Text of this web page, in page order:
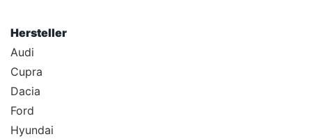
Hersteller
Audi
Cupra
Dacia
Ford
Hyundai